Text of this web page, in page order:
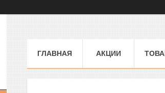
ГЛАВНАЯ АКЦИИ